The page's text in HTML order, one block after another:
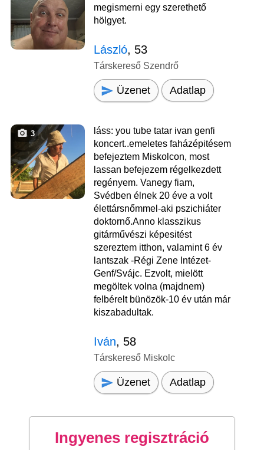
megismerni egy szerethető
hölgyet.
László, 53
Társkereső Szendrő
Üzenet Adatlap
3
láss: you tube tatar ivan genfi
koncert..emeletes faházépitésem
befejeztem Miskolcon, most
lassan befejezem régelkezdett
regényem. Vanegy fiam,
Svédben élnek 20 éve a volt
élettársnőmmel-aki pszichiáter
doktornő.Anno klasszikus
gitárművészi képesitést
szereztem itthon, valamint 6 év
lantszak -Régi Zene Intézet-
Genf/Svájc. Ezvolt, mielött
megöltek volna (majdnem)
felbérelt bünözök-10 év után már
kiszabadultak.
Iván, 58
Társkereső Miskolc
Üzenet Adatlap
Ingyenes regisztráció